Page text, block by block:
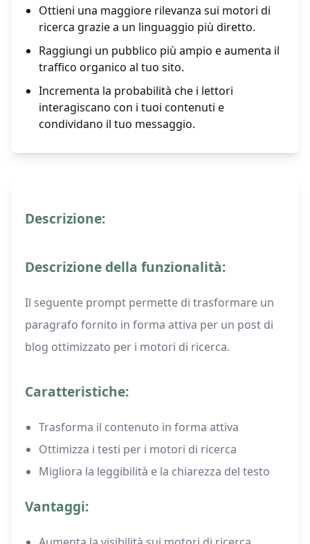
Ottieni una maggiore rilevanza sui motori di
ricerca grazie a un linguaggio più diretto.
Raggiungi un pubblico più ampio e aumenta il
traffico organico al tuo sito.
Incrementa la probabilità che i lettori
interagiscano con i tuoi contenuti e
condividano il tuo messaggio.
Descrizione:
Descrizione della funzionalità:
Il seguente prompt permette di trasformare un
paragrafo fornito in forma attiva per un post di
blog ottimizzato per i motori di ricerca.
Caratteristiche:
Trasforma il contenuto in forma attiva
Ottimizza i testi per i motori di ricerca
Migliora la leggibilità e la chiarezza del testo
Vantaggi: